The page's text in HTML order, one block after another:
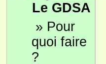
Le GDSA
» Pour
quoi faire
?